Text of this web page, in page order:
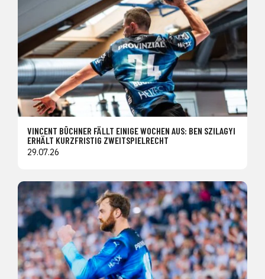
VINCENT BÜCHNER FÄLLT EINIGE WOCHEN AUS: BEN SZILAGYI
ERHÄLT KURZFRISTIG ZWEITSPIELRECHT
29.07.26